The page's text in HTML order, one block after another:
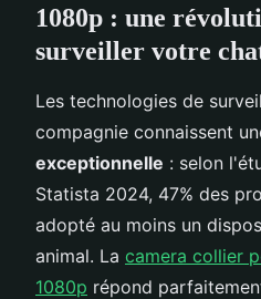
1080p : une
surveiller votre
Les technologies de
compagnie connaissent
exceptionnelle : selon
Statista 2024, 47% des
adopté au moins un
animal. La camera collier
1080p répond